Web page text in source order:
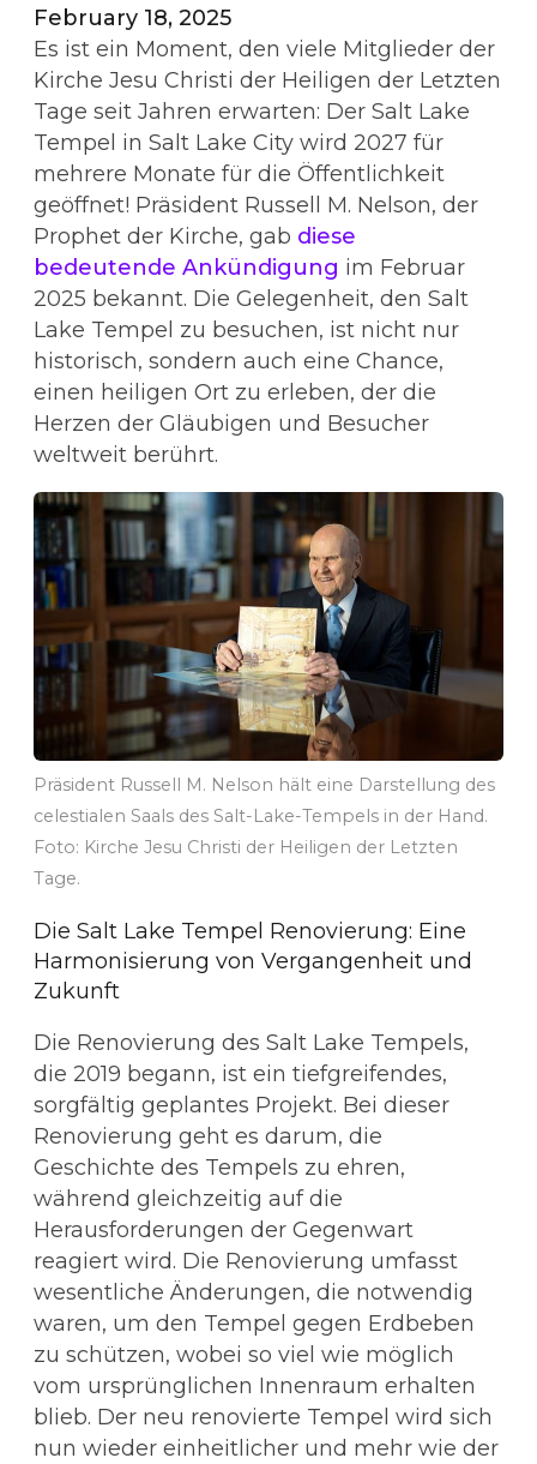
February 18, 2025
Es ist ein Moment, den viele Mitglieder der
Kirche Jesu Christi der Heiligen der Letzten
Tage seit Jahren erwarten: Der Salt Lake
Tempel in Salt Lake City wird 2027 für
mehrere Monate für die Öffentlichkeit
geöffnet! Präsident Russell M. Nelson, der
Prophet der Kirche, gab diese
bedeutende Ankündigung im Februar
2025 bekannt. Die Gelegenheit, den Salt
Lake Tempel zu besuchen, ist nicht nur
historisch, sondern auch eine Chance,
einen heiligen Ort zu erleben, der die
Herzen der Gläubigen und Besucher
weltweit berührt.
Präsident Russell M. Nelson hält eine Darstellung des
celestialen Saals des Salt-Lake-Tempels in der Hand.
Foto: Kirche Jesu Christi der Heiligen der Letzten
Tage.
Die Salt Lake Tempel Renovierung: Eine
Harmonisierung von Vergangenheit und
Zukunft
Die Renovierung des Salt Lake Tempels,
die 2019 begann, ist ein tiefgreifendes,
sorgfältig geplantes Projekt. Bei dieser
Renovierung geht es darum, die
Geschichte des Tempels zu ehren,
während gleichzeitig auf die
Herausforderungen der Gegenwart
reagiert wird. Die Renovierung umfasst
wesentliche Änderungen, die notwendig
waren, um den Tempel gegen Erdbeben
zu schützen, wobei so viel wie möglich
vom ursprünglichen Innenraum erhalten
blieb. Der neu renovierte Tempel wird sich
nun wieder einheitlicher und mehr wie der